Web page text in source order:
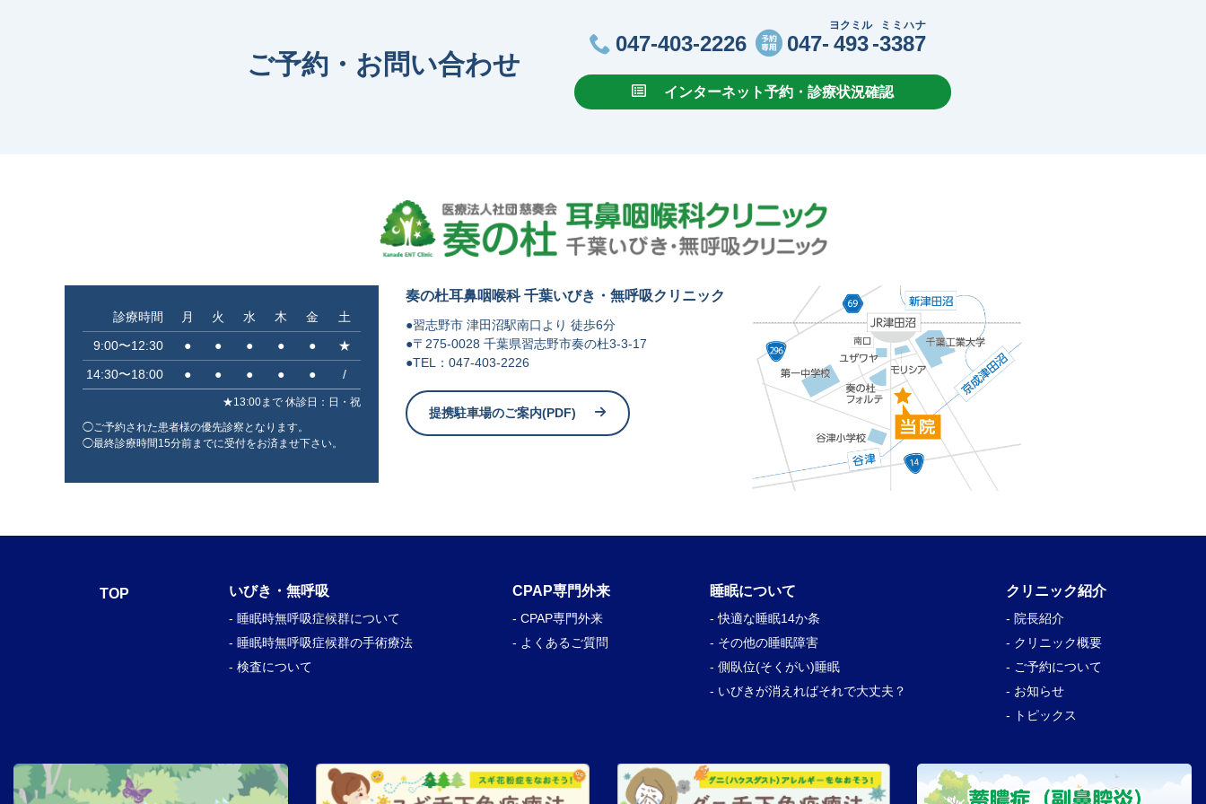
ご予約・お問い合わせ
047-403-2226 047- 493
ヨクミル
-3387
ミミハナ
インターネット予約・診療状況確認
診療時間 月 火 水 木 金
土
9:00〜12:30
● ● ● ● ●
★
14:30〜18:00
● ● ● ● ● /
★13:00まで 休診⽇：⽇・祝
◯ご予約された患者様の優先診察となります。
◯最終診療時間15分前までに受付をお済ませ下さい。
奏の杜耳鼻咽喉科 千葉いびき・無呼吸クリニック
●習志野市 津⽥沼駅南⼝より 徒歩6分
●〒275-0028 千葉県習志野市奏の杜3-3-17
●TEL：047-403-2226
提携駐車場のご案内(PDF)
TOP いびき・無呼吸
- 睡眠時無呼吸症候群について
- 睡眠時無呼吸症候群の手術療法
- 検査について
CPAP専門外来
- CPAP専門外来
- よくあるご質問
睡眠について
- 快適な睡眠14か条
- その他の睡眠障害
- 側臥位(そくがい)睡眠
- いびきが消えればそれで大丈夫？
クリニック紹介
- 院長紹介
- クリニック概要
- ご予約について
- お知らせ
- トピックス